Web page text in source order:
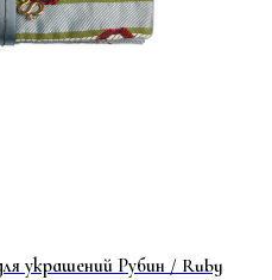
украшений Рубин / Ruby